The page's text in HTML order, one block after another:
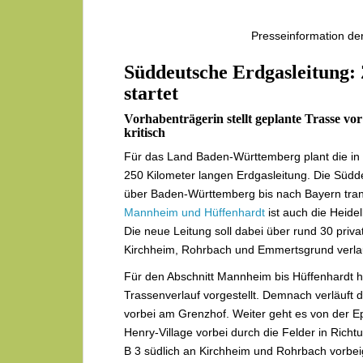
Presseinformation
Süddeutsche
startet
Vorhabenträgerin stellt geplante Trasse
kritisch
Für das Land Baden-Württemberg plant die
250 Kilometer langen Erdgasleitung. Die
über Baden-Württemberg bis nach Bayern
Mannheim und Hüffenhardt ist auch die
Die neue Leitung soll dabei über rund 30
Kirchheim, Rohrbach und Emmertsgrund
Für den Abschnitt Mannheim bis Hüffenhardt
Trassenverlauf vorgestellt. Demnach verläuft
vorbei am Grenzhof. Weiter geht es von der
Henry-Village vorbei durch die Felder in
B 3 südlich an Kirchheim und Rohrbach